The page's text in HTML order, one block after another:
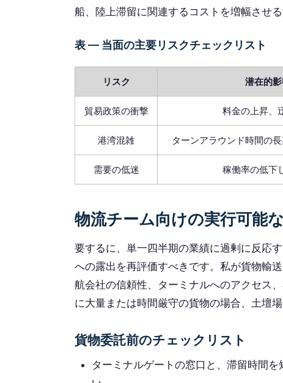
船、陸上滞留に関連するコストを増幅させ
表 — 当面の主要リスクチェックリスト
リスク 潜在的
貿易政策の衝撃 料金の上昇、
港湾混雑 ターンアラウンド時間の
需要の低迷 稼働率の低下
物流チーム向けの実行可能
要するに、単一四半期の業績に過剰に反応
への露出を再評価すべきです。私が貨物輸
航会社の信頼性、ターミナルへのアクセス
に大量または時間厳守の貨物の場合、土壇
貨物委託前のチェックリスト
ターミナルゲートの窓口と、滞留時間